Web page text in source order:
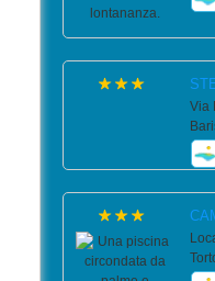
Via